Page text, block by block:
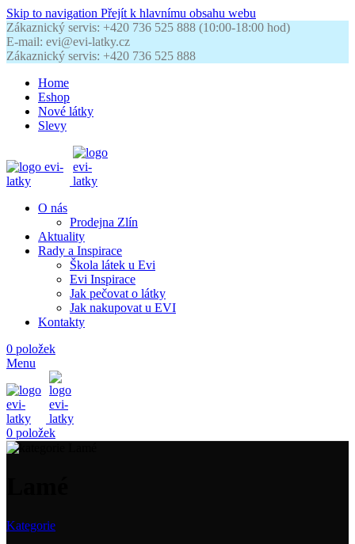
Skip to navigation Přejít k hlavnímu obsahu webu
Zákaznický servis: +420 736 525 888 (10:00-18:00 hod)
E-mail: evi@evi-latky.cz
Zákaznický servis: +420 736 525 888
Home
Eshop
Nové látky
Slevy
O nás
Prodejna Zlín
Aktuality
Rady a Inspirace
Škola látek u Evi
Evi Inspirace
Jak pečovat o látky
Jak nakupovat u EVI
Kontakty
0 položek
Menu
0 položek
Kategorie